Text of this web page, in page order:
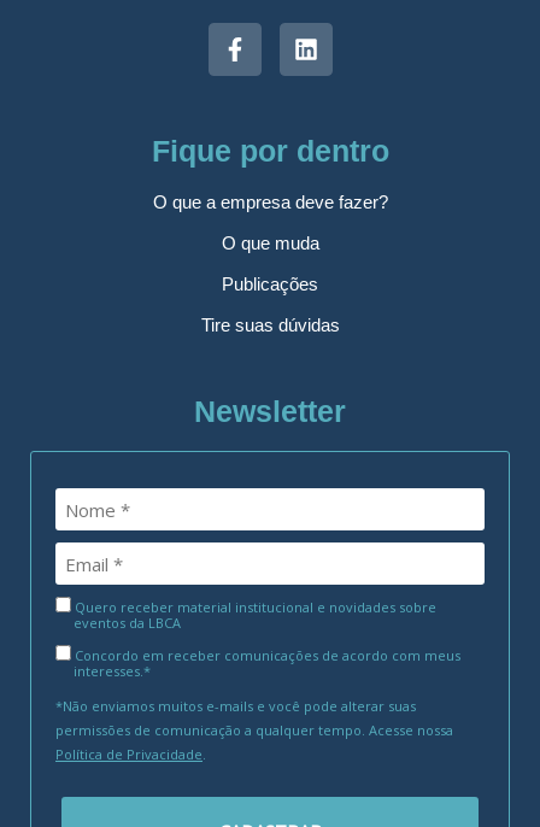
Fique por dentro
O que a empresa deve fazer?
O que muda
Publicações
Tire suas dúvidas
Newsletter
Quero receber material institucional e novidades sobre
eventos da LBCA
Concordo em receber comunicações de acordo com meus
interesses.*
*Não enviamos muitos e-mails e você pode alterar suas
permissões de comunicação a qualquer tempo. Acesse nossa
Política de Privacidade